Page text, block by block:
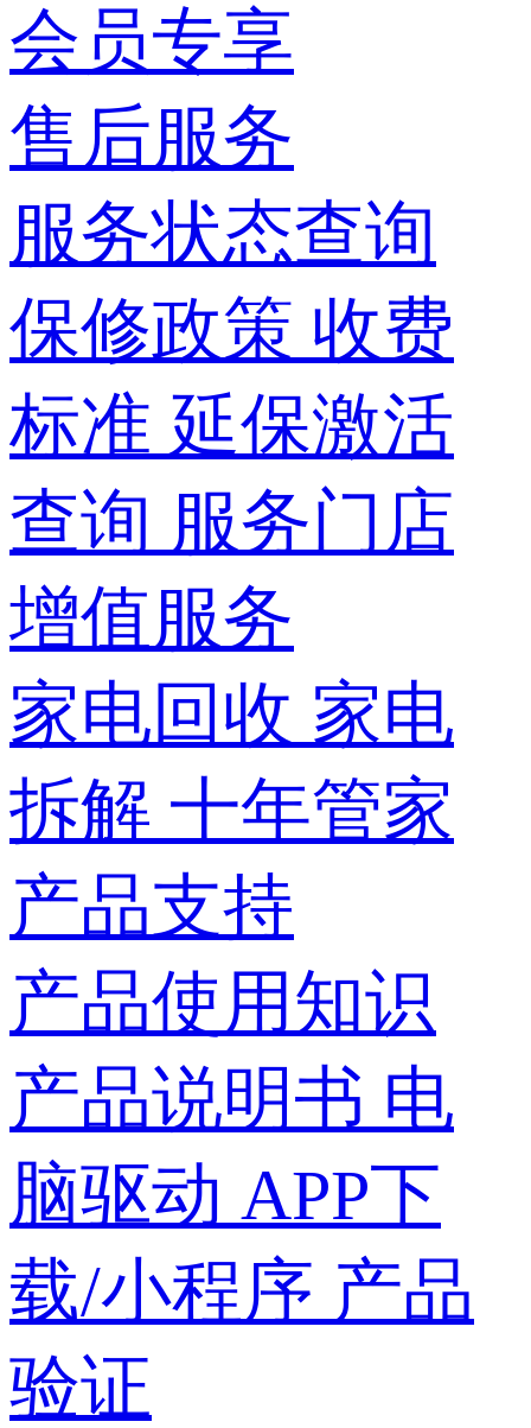
会员专享
售后服务
服务状态查询
保修政策 收费
标准 延保激活
查询 服务门店
增值服务
家电回收 家电
拆解 十年管家
产品支持
产品使用知识
产品说明书 电
脑驱动 APP下
载/小程序 产品
验证